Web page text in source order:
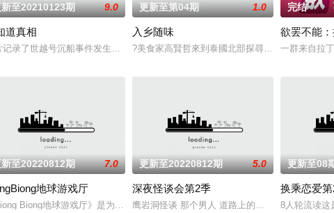
夺一万美元的奖金。这将是一场充满了厨房灾难的真人比赛秀。每期会请名厨和蛋
至20210123期 9.0
道真相
记录了世越号沉船事件发生后，在救援过程中引发争议的潜水钟投入使用的全过程
更新至第04期 1.0
入乡随味
?美食家高賢哲來到泰國北部探尋飲食文化，首先
完结
欲罢不能
一群来自拉
会不会出现打破这个老话的情侣呢？再次召唤初恋，是尴尬还是再次心动呢？四
至20220812期 7.0
地球游戏厅
Biong地球游戏厅》是为抓捕逃往地球的月球兔子而聚集在一起的4名勇士穿
更新至20220812期 5.0
深夜怪谈会第2季
鹰岩洞怪谈 那个男人 道路上的黑影 你是我的命
更新至08
换乘恋爱
8人轮流读这